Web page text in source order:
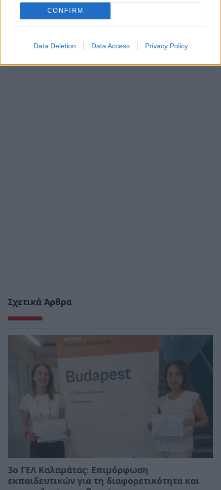
CONFIRM
Data Deletion Data Access Privacy Policy
Σχετικά Άρθρα
3ο ΓΕΛ Καλαμάτας: Επιμόρφωση
εκπαιδευτικών για τη διαφορετικότητα και